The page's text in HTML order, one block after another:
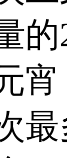
的